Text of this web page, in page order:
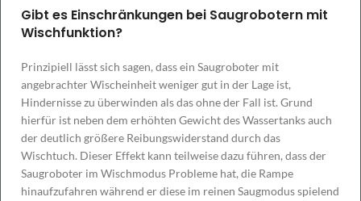
Gibt es Einschränkungen bei Saugrobotern mit
Wischfunktion?
Prinzipiell lässt sich sagen, dass ein Saugroboter mit
angebrachter Wischeinheit weniger gut in der Lage ist,
Hindernisse zu überwinden als das ohne der Fall ist. Grund
hierfür ist neben dem erhöhten Gewicht des Wassertanks auch
der deutlich größere Reibungswiderstand durch das
Wischtuch. Dieser Effekt kann teilweise dazu führen, dass der
Saugroboter im Wischmodus Probleme hat, die Rampe
hinaufzufahren während er diese im reinen Saugmodus spielend